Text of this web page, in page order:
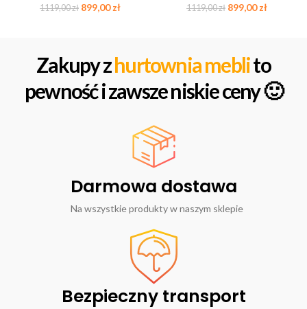
1119,00zł 899,00zł 1119,00zł 899,00zł
Zakupy zhurtownia meblito
pewność i zawsze niskie ceny 🙂
Darmowa dostawa
Na wszystkie produkty w naszym sklepie
Bezpieczny transport